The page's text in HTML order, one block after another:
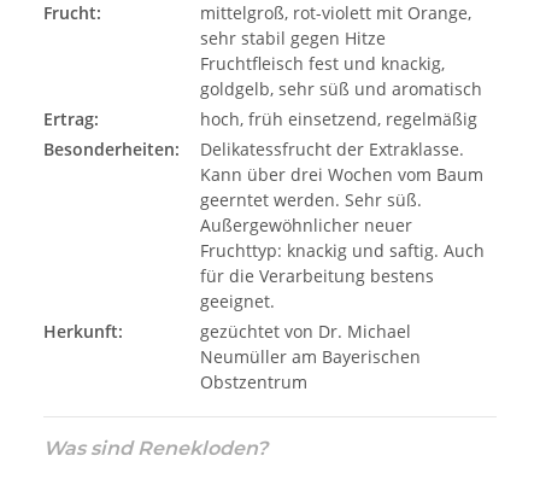
Frucht:
mittelgroß, rot-violett mit Orange,
sehr stabil gegen Hitze
Fruchtfleisch fest und knackig,
goldgelb, sehr süß und aromatisch
Ertrag:
hoch, früh einsetzend, regelmäßig
Besonderheiten:
Delikatessfrucht der Extraklasse.
Kann über drei Wochen vom Baum
geerntet werden. Sehr süß.
Außergewöhnlicher neuer
Fruchttyp: knackig und saftig. Auch
für die Verarbeitung bestens
geeignet.
Herkunft:
gezüchtet von Dr. Michael
Neumüller am Bayerischen
Obstzentrum
Was sind Renekloden?